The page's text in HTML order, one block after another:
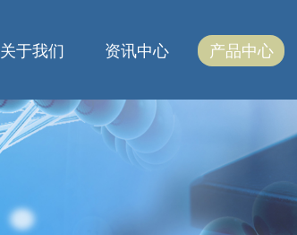
关于我们 资讯中心 产品中心